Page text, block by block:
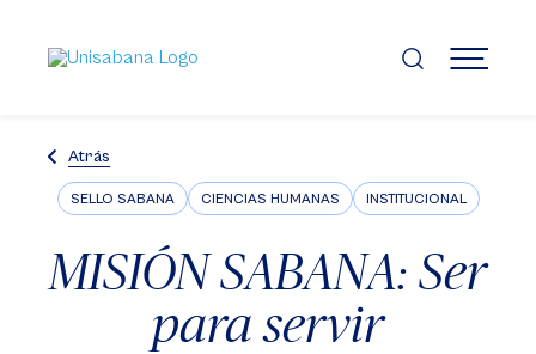
contenido
principal
MENÚ
Atrás
SELLO SABANA CIENCIAS HUMANAS INSTITUCIONAL
MISIÓN SABANA: Ser
para servir